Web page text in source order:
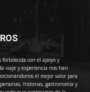
con el apoyo y
viaje y experiencia nos han
el mejor valor para
historias, gastronomía y